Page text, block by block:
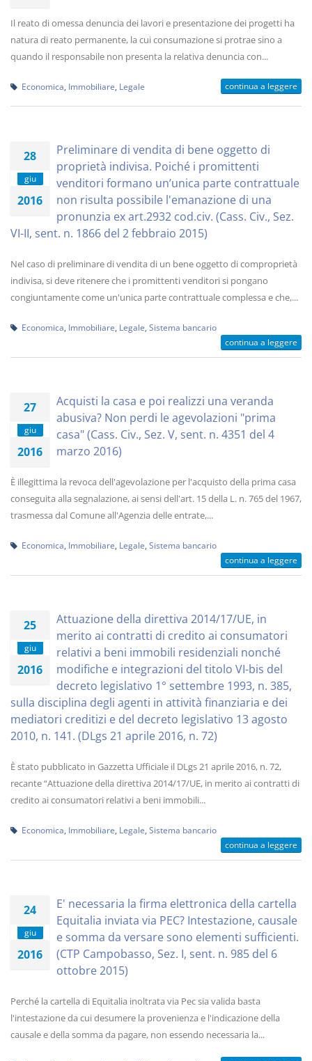
Il reato di omessa denuncia dei lavori e presentazione dei progetti ha
natura di reato permanente, la cui consumazione si protrae sino a
quando il responsabile non presenta la relativa denuncia con...
Economica Immobiliare Legale continua a leggere
28
giu
2016
Preliminare di vendita di bene oggetto di
proprietà indivisa. Poiché i promittenti
venditori formano un’unica parte contrattuale
non risulta possibile l'emanazione di una
pronunzia ex art.2932 cod.civ. (Cass. Civ., Sez.
VI-II, sent. n. 1866 del 2 febbraio 2015)
Nel caso di preliminare di vendita di un bene oggetto di comproprietà
indivisa, si deve ritenere che i promittenti venditori si pongano
congiuntamente come un'unica parte contrattuale complessa e che,...
Economica Immobiliare Legale Sistema bancario
continua a leggere
27
giu
2016
Acquisti la casa e poi realizzi una veranda
abusiva? Non perdi le agevolazioni "prima
casa" (Cass. Civ., Sez. V, sent. n. 4351 del 4
marzo 2016)
È illegittima la revoca dell'agevolazione per l'acquisto della prima casa
conseguita alla segnalazione, ai sensi dell'art. 15 della L. n. 765 del 1967,
trasmessa dal Comune all'Agenzia delle entrate,...
Economica Immobiliare Legale Sistema bancario
continua a leggere
25
giu
2016
Attuazione della direttiva 2014/17/UE, in
merito ai contratti di credito ai consumatori
relativi a beni immobili residenziali nonché
modifiche e integrazioni del titolo VI-bis del
decreto legislativo 1° settembre 1993, n. 385,
sulla disciplina degli agenti in attività finanziaria e dei
mediatori creditizi e del decreto legislativo 13 agosto
2010, n. 141. (DLgs 21 aprile 2016, n. 72)
È stato pubblicato in Gazzetta Ufficiale il DLgs 21 aprile 2016, n. 72,
recante “Attuazione della direttiva 2014/17/UE, in merito ai contratti di
credito ai consumatori relativi a beni immobili...
Economica Immobiliare Legale Sistema bancario
continua a leggere
24
giu
2016
E' necessaria la firma elettronica della cartella
Equitalia inviata via PEC? Intestazione, causale
e somma da versare sono elementi sufficienti.
(CTP Campobasso, Sez. I, sent. n. 985 del 6
ottobre 2015)
Perché la cartella di Equitalia inoltrata via Pec sia valida basta
l'intestazione da cui desumere la provenienza e l'indicazione della
causale e della somma da pagare, non essendo necessaria la...